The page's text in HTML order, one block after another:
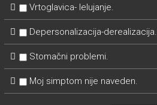
Vrtoglavica- lelujanje.
Depersonalizacija-derealizacija.
Stomačni problemi.
Moj simptom nije naveden.